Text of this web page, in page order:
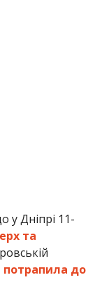
у Дніпрі 11-
та
потрапила до